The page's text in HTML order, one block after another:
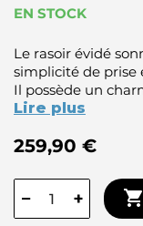
EN STOCK
Le rasoir évidé
simplicité de prise
Il possède un
Lire plus
259,90 €
− + 